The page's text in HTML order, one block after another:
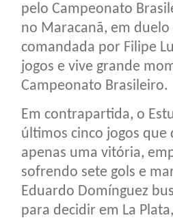
pelo Campeonato
no Maracanã, em
comandada por Filipe
jogos e vive grande
Campeonato Brasileiro.
Em contrapartida, o
últimos cinco jogos
apenas uma vitória,
sofrendo sete gols e
Eduardo Domínguez
para decidir em La